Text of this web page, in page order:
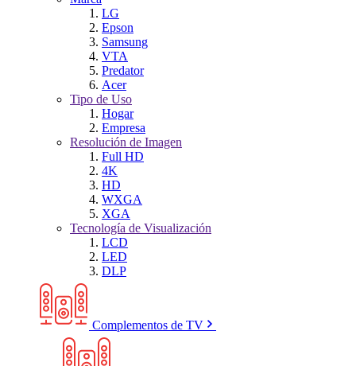
LG
Epson
Samsung
VTA
Predator
Acer
Tipo de Uso
Hogar
Empresa
Resolución de Imagen
Full HD
4K
HD
WXGA
XGA
Tecnología de Visualización
LCD
LED
DLP
Complementos de TV